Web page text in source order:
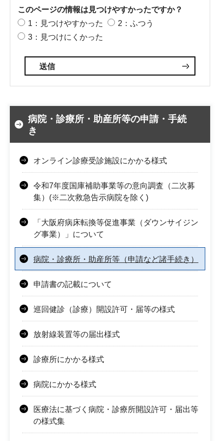
このページの情報は見つけやすかったですか？
1：見つけやすかった
2：ふつう
3：見つけにくかった
病院・診療所・助産所等の申請・手続
き
オンライン診療受診施設にかかる様式
令和7年度国庫補助事業等の意向調査（二次募
集）(※二次救急告示病院を除く)
「大阪府病床転換等促進事業（ダウンサイジン
グ事業）」について
病院・診療所・助産所等（申請など諸手続き）
申請書の記載について
巡回健診（診療）開設許可・届等の様式
放射線装置等の届出様式
診療所にかかる様式
病院にかかる様式
医療法に基づく病院・診療所開設許可・届出等
の様式集